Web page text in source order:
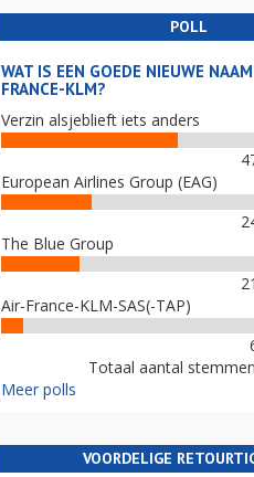
POLL
WAT IS EEN GOEDE NIEUWE
FRANCE-KLM?
Verzin alsjeblieft iets anders
European Airlines Group (EAG)
The Blue Group
Air-France-KLM-SAS(-TAP)
Totaal aantal
Meer polls
VOORDELIGE